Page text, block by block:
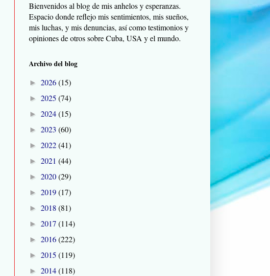
Bienvenidos al blog de mis anhelos y esperanzas.
Espacio donde reflejo mis sentimientos, mis sueños,
mis luchas, y mis denuncias, así como testimonios y
opiniones de otros sobre Cuba, USA y el mundo.
Archivo del blog
► 2026(15)
► 2025 (74)
► 2024(15)
► 2023 (60)
► 2022(41)
► 2021 (44)
► 2020(29)
► 2019(17)
► 2018 (81)
► 2017 (114)
► 2016(222)
► 2015 (119)
► 2014(118)